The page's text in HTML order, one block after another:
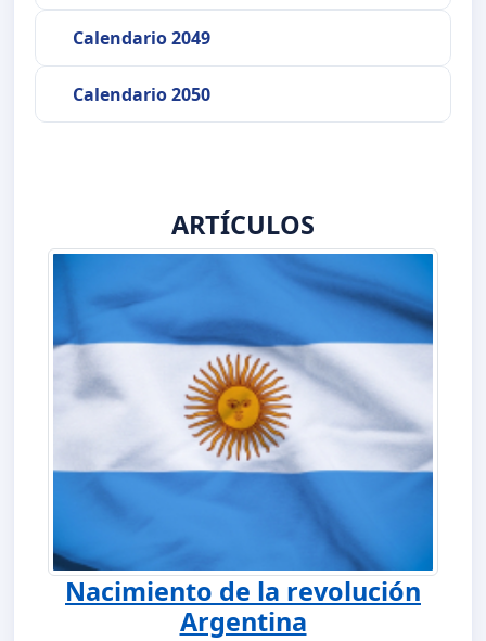
Calendario 2049
Calendario 2050
ARTÍCULOS
Nacimiento de la revolución
Argentina